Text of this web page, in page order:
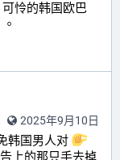
怜的韩国欧巴
2025年9月10日
韩国男人对
上的那只手去掉